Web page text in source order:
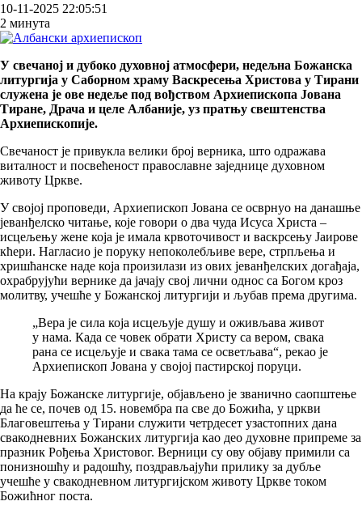
10-11-2025 22:05:51
2 минута
У свечаној и дубоко духовној атмосфери, недељна Божанска
литургија у Саборном храму Васкресења Христова у Тирани
служена је ове недеље под вођством Архиепископа Јована
Тиране, Драча и целе Албаније, уз пратњу свештенства
Архиепископије.
Свечаност је привукла велики број верника, што одражава
виталност и посвећеност православне заједнице духовном
животу Цркве.
У својој проповеди, Архиепископ Јована се осврнуо на данашње
јеванђелско читање, које говори о два чуда Исуса Христа –
исцељењу жене која је имала крвоточивост и васкрсењу Јаирове
кћери. Нагласио је поруку непоколебљиве вере, стрпљења и
хришћанске наде која произилази из ових јеванђелских догађаја,
охрабрујући вернике да јачају свој лични однос са Богом кроз
молитву, учешће у Божанској литургији и љубав према другима.
„Вера је сила која исцељује душу и оживљава живот
у нама. Када се човек обрати Христу са вером, свака
рана се исцељује и свака тама се осветљава“, рекао је
Архиепископ Јована у својој пастирској поруци.
На крају Божанске литургије, објављено је званично саопштење
да ће се, почев од 15. новембра па све до Божића, у цркви
Благовештења у Тирани служити четрдесет узастопних дана
свакодневних Божанских литургија као део духовне припреме за
празник Рођења Христовог. Верници су ову објаву примили са
понизношћу и радошћу, поздрављајући прилику за дубље
учешће у свакодневном литургијском животу Цркве током
Божићног поста.